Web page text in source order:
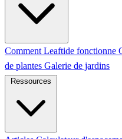
Comment Leaftide fonctionne
de plantes Galerie de jardins
Ressources